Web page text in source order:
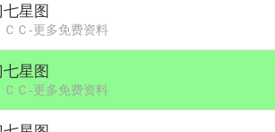
星图
Ｃ-更多免费资料
星图
Ｃ-更多免费资料